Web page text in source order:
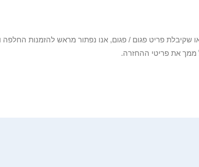
שלך לא קיבלו תוך 30 יום או שקיבלת פריט פגום / פגום, אנו נפתור
ממך את פריטי ההחזרה.